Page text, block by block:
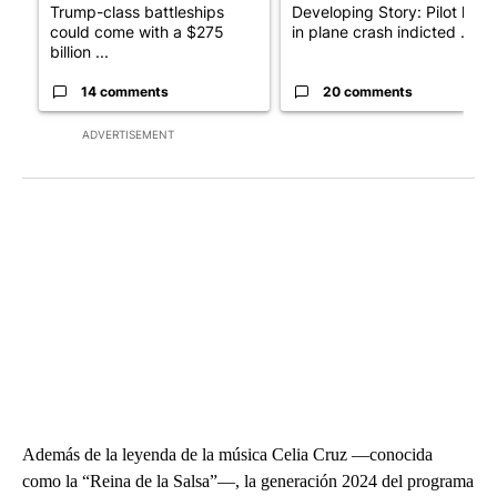
ADVERTISEMENT
Trump-class battleships
could come with a $275
billion ...
14 comments
Developing Story: Pilot
in plane crash indicted ...
20 comments
Además de la leyenda de la música Celia Cruz —conocida
como la “Reina de la Salsa”—, la generación 2024 del programa